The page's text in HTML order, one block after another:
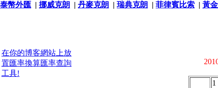
泰幣外匯 | 挪威克朗 | 丹麥克朗 | 瑞典克朗 | 菲律賓比索 | 黃
在你的博客網站上放
置匯率換算匯率查詢
工具!
1